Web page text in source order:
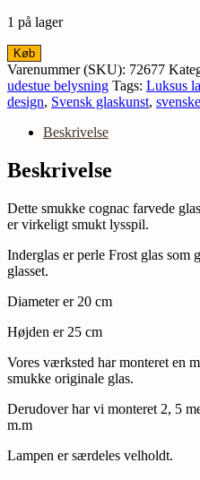
1 på lager
Storslået
svensk
Orrefors
glas
Fuld
restaureret.
antal
Køb
Varenummer (SKU): 72677
udestue belysning Tags: Luksus
design, Svensk glaskunst,
Beskrivelse
Beskrivelse
Dette smukke cognac farvede
er virkeligt smukt lysspil.
Inderglas er perle Frost glas som
glasset.
Diameter er 20 cm
Højden er 25 cm
Vores værksted har monteret en
smukke originale glas.
Derudover har vi monteret 2, 5
m.m
Lampen er særdeles velholdt.